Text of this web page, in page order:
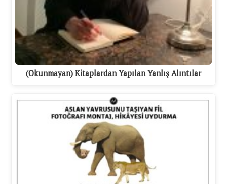
(Okunmayan) Kitaplardan Yapılan Yanlış Alıntılar